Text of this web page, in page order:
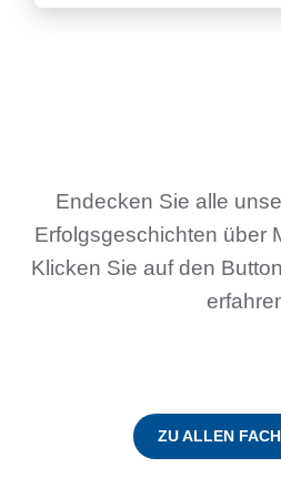
Endecken Sie alle
Erfolgsgeschichten über
Klicken Sie auf den
ZU ALLEN